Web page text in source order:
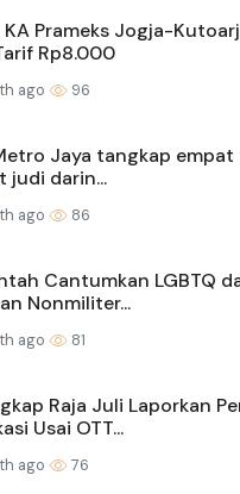
Prameks Jogja-
Rp8.000
ago 96
Jaya tangkap empat
judi darin...
ago 86
Cantumkan LGBTQ
Nonmiliter...
ago 81
Raja Juli Laporkan
Usai OTT...
ago 76